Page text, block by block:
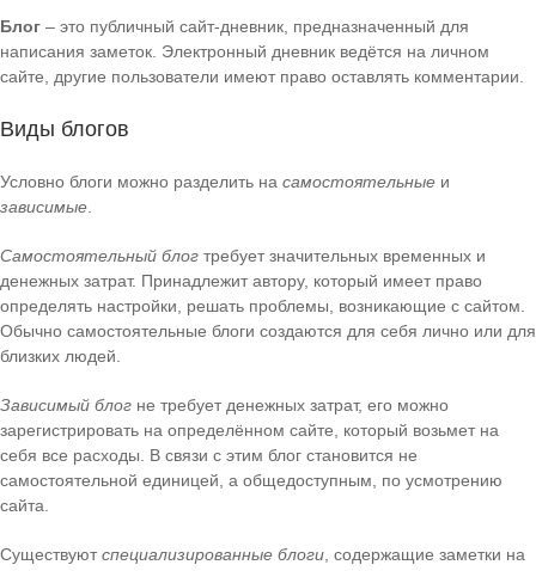
Блог – это публичный сайт-дневник, предназначенный для
написания заметок. Электронный дневник ведётся на личном
сайте, другие пользователи имеют право оставлять комментарии.
Виды блогов
Условно блоги можно разделить на самостоятельные и
зависимые.
Самостоятельный блог требует значительных временных и
денежных затрат. Принадлежит автору, который имеет право
определять настройки, решать проблемы, возникающие с сайтом.
Обычно самостоятельные блоги создаются для себя лично или для
близких людей.
Зависимый блог не требует денежных затрат, его можно
зарегистрировать на определённом сайте, который возьмет на
себя все расходы. В связи с этим блог становится не
самостоятельной единицей, а общедоступным, по усмотрению
сайта.
Существуютспециализированные блоги, содержащие заметки на